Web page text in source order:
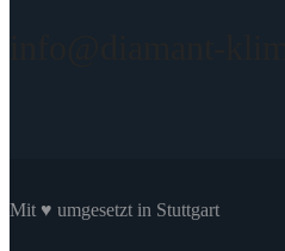
Mit ♥ umgesetzt in Stuttgart